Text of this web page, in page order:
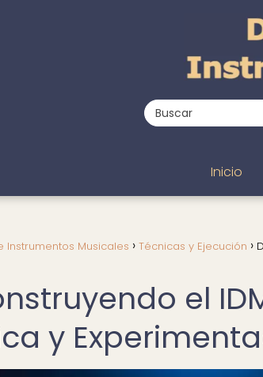
Inicio
Instrumentos Musicales Técnicas y Ejecución
el
y